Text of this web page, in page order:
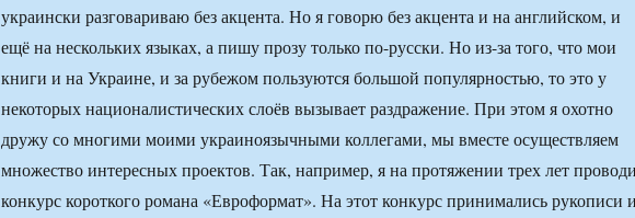
украински разговариваю без акцента. Но я говорю без акцента и на английском, и
ещё на нескольких языках, а пишу прозу только по-русски. Но из-за того, что мои
книги и на Украине, и за рубежом пользуются большой популярностью, то это у
некоторых националистических слоёв вызывает раздражение. При этом я охотно
дружу со многими моими украиноязычными коллегами, мы вместе осуществляем
множество интересных проектов. Так, например, я на протяжении трех лет
конкурс короткого романа «Евроформат». На этот конкурс принимались рукописи